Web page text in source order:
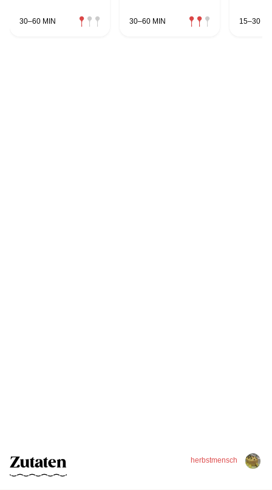
30–60 MIN 30–60 MIN 15–30
herbstmensch
Zutaten